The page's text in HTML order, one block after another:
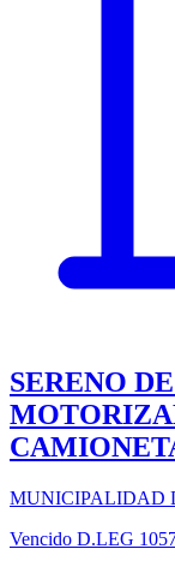
SERENO
MUNICIPALIDAD
Vencido D.LEG